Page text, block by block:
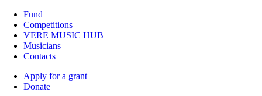
Fund
Competitions
VERE MUSIC HUB
Musicians
Contacts
Apply for a grant
Donate